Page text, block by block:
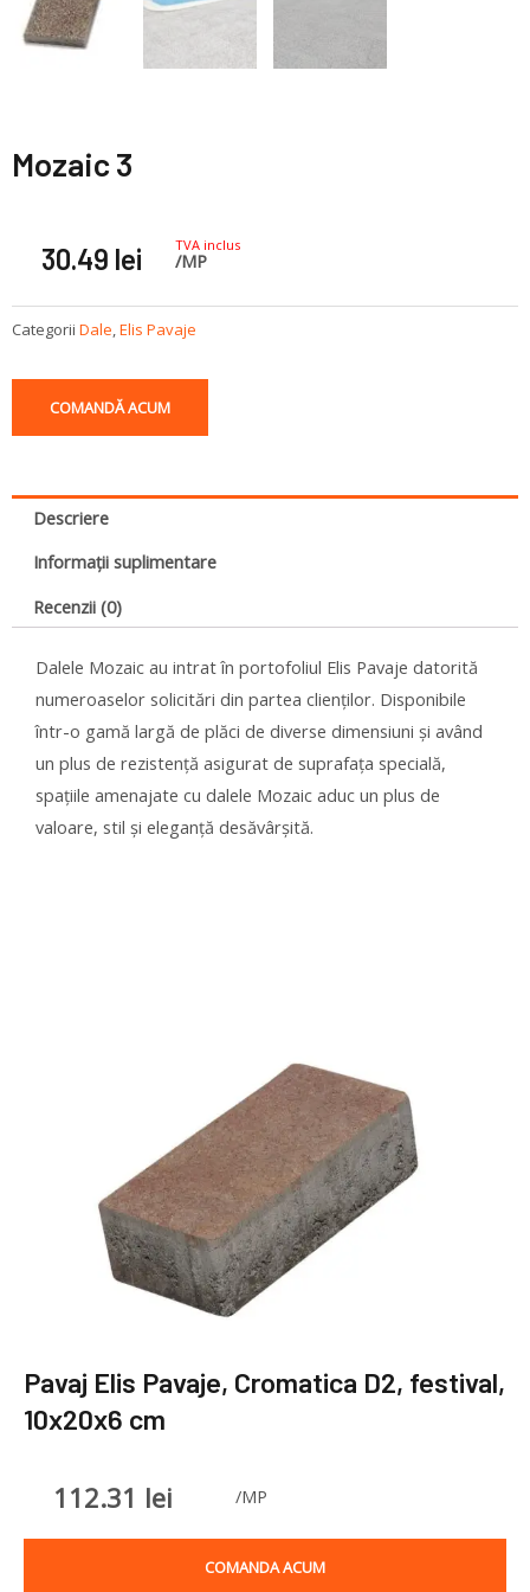
Mozaic 3
30.49 lei TVA inclus
/MP
Categorii Dale,Elis Pavaje
COMANDĂ ACUM
Descriere
Informații suplimentare
Recenzii (0)
Dalele Mozaic au intrat în portofoliul Elis Pavaje datorită
numeroaselor solicitări din partea clienților. Disponibile
într-o gamă largă de plăci de diverse dimensiuni și având
un plus de rezistență asigurat de suprafața specială,
spațiile amenajate cu dalele Mozaic aduc un plus de
valoare, stil și eleganță desăvârșită.
Pavaj Elis Pavaje, Cromatica D2, festival,
10x20x6 cm
112.31 lei /MP
COMANDA ACUM